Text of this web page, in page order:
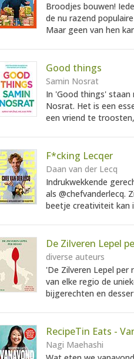
Broodjes bouwen!
de nu razend
Maar geen van hen
Good things
Samin Nosrat
In 'Good things' staan
Nosrat. Het is een
een vriend te
F*cking Lecqer
Daan van der Lecq
Indrukwekkende
als @chefvanderlecq.
beetje creativiteit kan
De Zilveren Lepel
diverse auteurs
'De Zilveren Lepel
van elke regio de
bijgerechten en
RecipeTin Eats -
Nagi Maehashi